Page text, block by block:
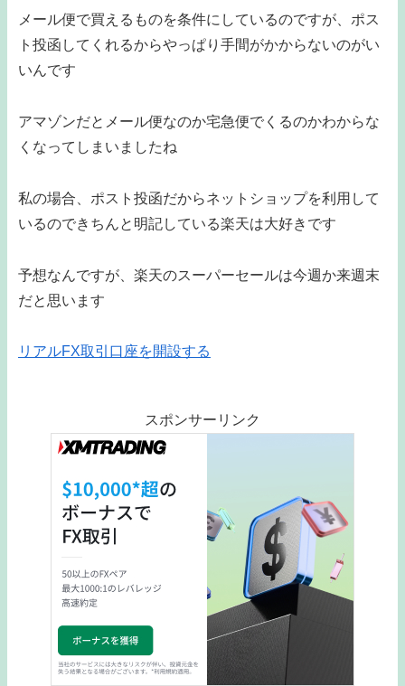
メール便で買えるものを条件にしているのですが、ポス
ト投函してくれるからやっぱり手間がかからないのがい
いんです
アマゾンだとメール便なのか宅急便でくるのかわからな
くなってしまいましたね
私の場合、ポスト投函だからネットショップを利用して
いるのできちんと明記している楽天は大好きです
予想なんですが、楽天のスーパーセールは今週か来週末
だと思います
リアルFX取引口座を開設する
スポンサーリンク